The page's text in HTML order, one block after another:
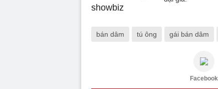
bán dâm tú ông gái bán dâm
Facebook